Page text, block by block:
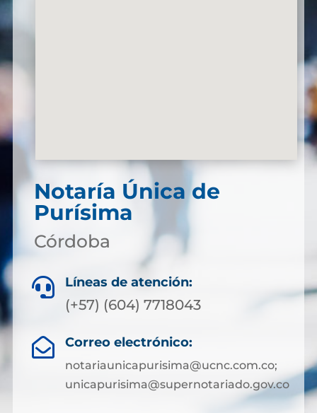
Notaría Única de
Purísima
Córdoba
 Líneas de atención:
(+57) (604) 7718043
 Correo electrónico:
notariaunicapurisima@ucnc.com.co;
unicapurisima@supernotariado.gov.co